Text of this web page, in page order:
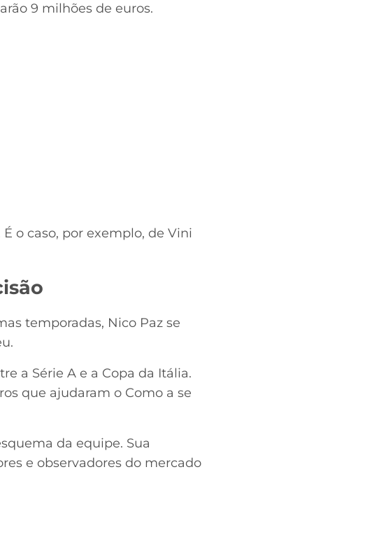
9 milhões de euros.
É o caso, por exemplo, de Vini
temporadas, Nico Paz se
a Série A e a Copa da Itália.
que ajudaram o Como a se
da equipe. Sua
e observadores do mercado